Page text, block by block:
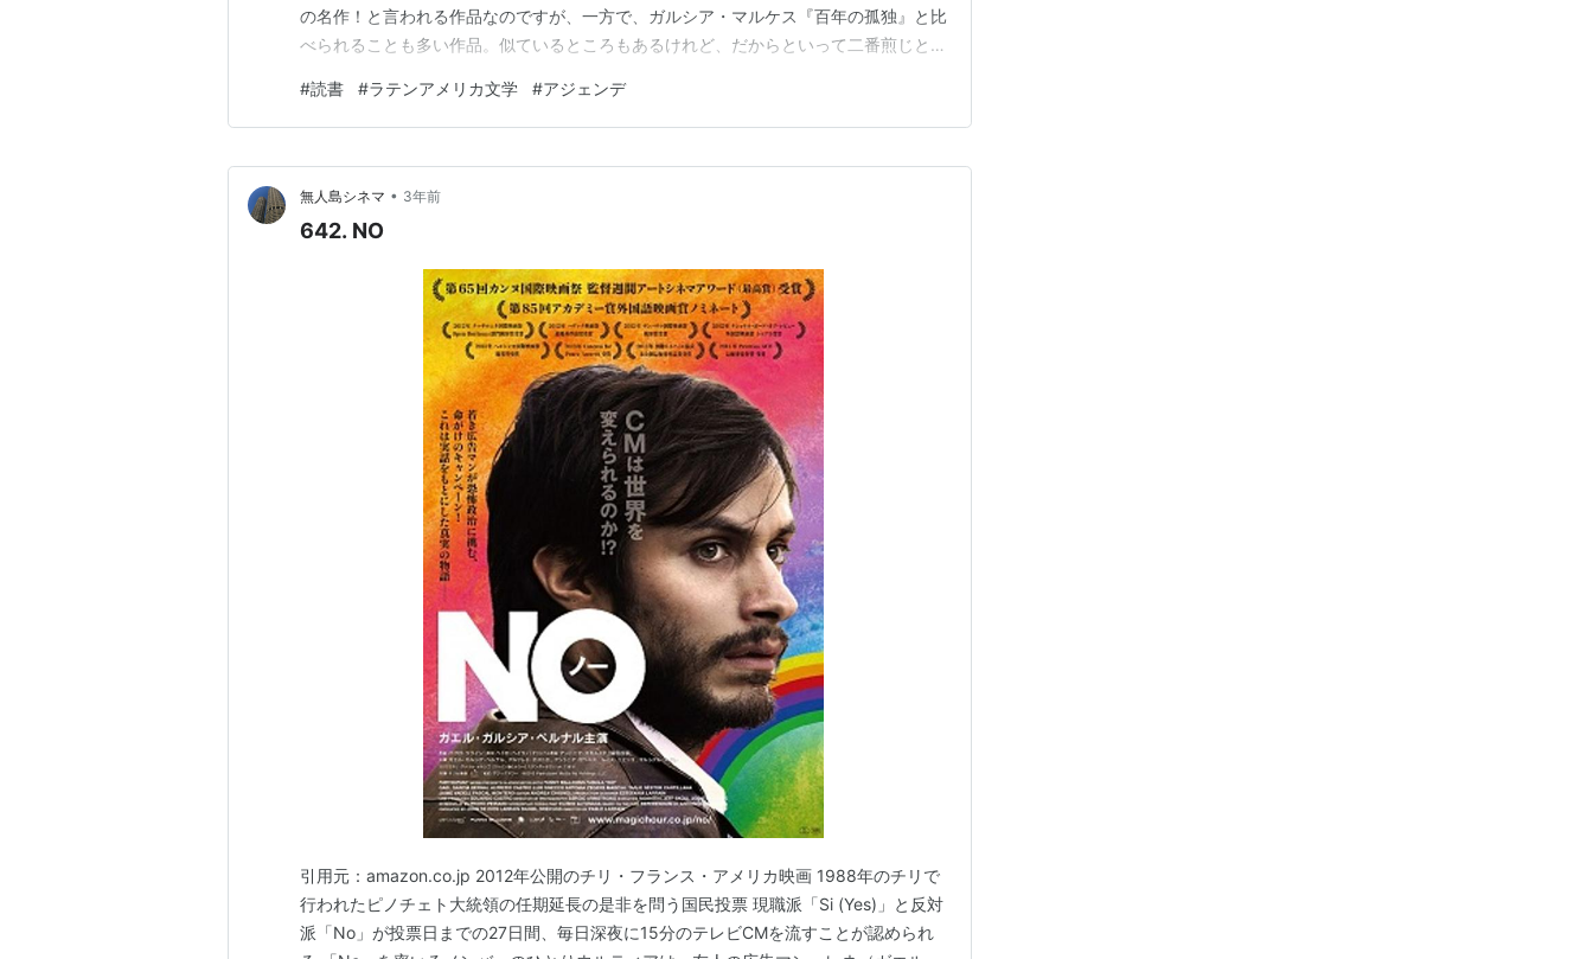
の名作！と言われる作品なのですが、一方で、ガルシア・マルケス『百年の孤独』と比
べられることも多い作品。似ているところもあるけれど、だからといって二番煎じとか
が好きな人が読んで損するわけない作品。なので読めば良い！ と、なんだか強火で始
まってしまった。主人公はチ…
#読書 #ラテンアメリカ文学 #アジェンデ
無人島シネマ • 3年前
642. NO
引用元：amazon.co.jp 2012年公開のチリ・フランス・アメリカ映画 1988年のチリで
行われたピノチェト大統領の任期延長の是非を問う国民投票 現職派「Si (Yes)」と反対
派「No」が投票日までの27日間、毎日深夜に15分のテレビCMを流すことが認められ